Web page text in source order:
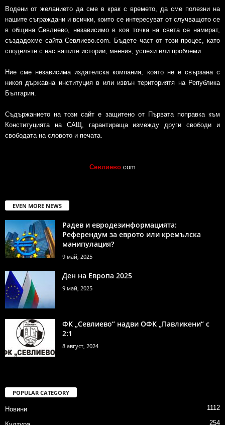
Водени от желанието да сме в крак с времето, да сме полезни на
нашите съграждани и всички, които се интересуват от случващото се
в община Севлиево, независимо в коя точка на света се намират,
създадохме сайта Севлиево.com. Бъдете част от този процес, като
споделяте с нас вашите истории, мнения, успехи или проблеми.
Ние сме независима издателска компания, която не е свързана с
никоя държавна институция в или извън териториятя на Република
България.
Съдържанието на този сайт е защитено от Първата поправка към
Конституцията на САЩ, гарантираща измежду други свободи и
свободата на словото и печата.
Севлиево .com
EVEN MORE NEWS
Радев и евродезинформацията:
Референдум за еврото или кремълска
манипулация?
9 май, 2025
Ден на Европа 2025
9 май, 2025
ФК „Севлиево“ надви ОФК „Павликени“ с
2:1
8 август, 2024
POPULAR CATEGORY
Новини 1112
254